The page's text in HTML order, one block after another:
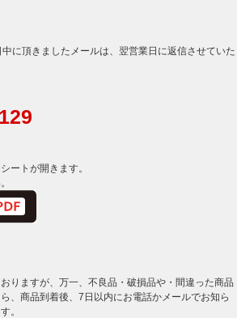
に頂きましたメールは、翌営業日に返信させていた
ートが開きます。
りますが、万一、不良品・破損品や・間違った商品
、商品到着後、7日以内にお電話かメールでお知ら
。